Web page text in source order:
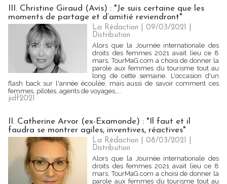
III. Christine Giraud (Avis) : "Je suis certaine que les
moments de partage et d’amitié reviendront"
La Rédaction | 09/03/2021
Distribution
Alors que la Journée internationale des
droits des femmes 2021 avait lieu ce 8
mars, TourMaG.com a choisi de donner la
parole aux femmes du tourisme tout au
long de cette semaine. L'occasion d'un
flash back sur l'année écoulée, mais aussi de savoir comment ces
femmes, pilotes, agents de voyages,...
jidf2021
II. Catherine Arvor (ex-Examonde) : "Il faut et il
faudra se montrer agiles, inventives, réactives"
La Rédaction | 08/03/2021
Distribution
Alors que la Journée internationale des
droits des femmes 2021 avait lieu ce 8
mars, TourMaG.com a choisi de donner la
parole aux femmes du tourisme tout au